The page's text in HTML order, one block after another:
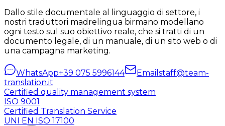
Dallo stile documentale al linguaggio di settore, i
nostri traduttori madrelingua birmano modellano
ogni testo sul suo obiettivo reale, che si tratti di un
documento legale, di un manuale, di un sito web o di
una campagna marketing.
WhatsApp+39 075 5996144 Email staff@team-
translation.it
Certified quality management system
ISO 9001
Certified Translation Service
UNI EN ISO 17100